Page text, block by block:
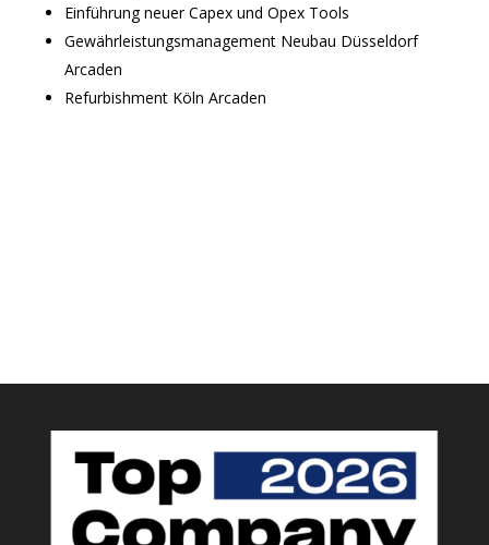
Einführung neuer Capex und Opex Tools
Gewährleistungsmanagement Neubau Düsseldorf
Arcaden
Refurbishment Köln Arcaden